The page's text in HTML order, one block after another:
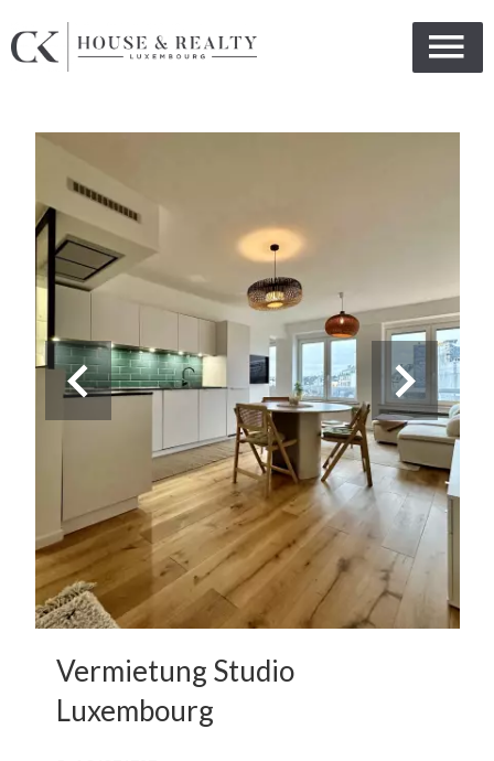
Vermietung Studio
Luxembourg